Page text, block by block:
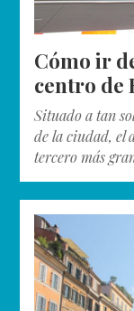
Cómo ir
centro de
Situado a tan
de la ciudad, el
tercero más